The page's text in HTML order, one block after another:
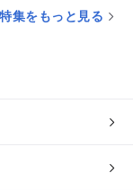
集をもっと見る